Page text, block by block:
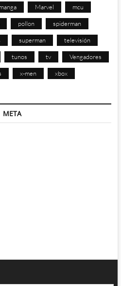
manga Marvel mcu
pollon spiderman
superman televisión
tunos tv Vengadores
x-men xbox
META